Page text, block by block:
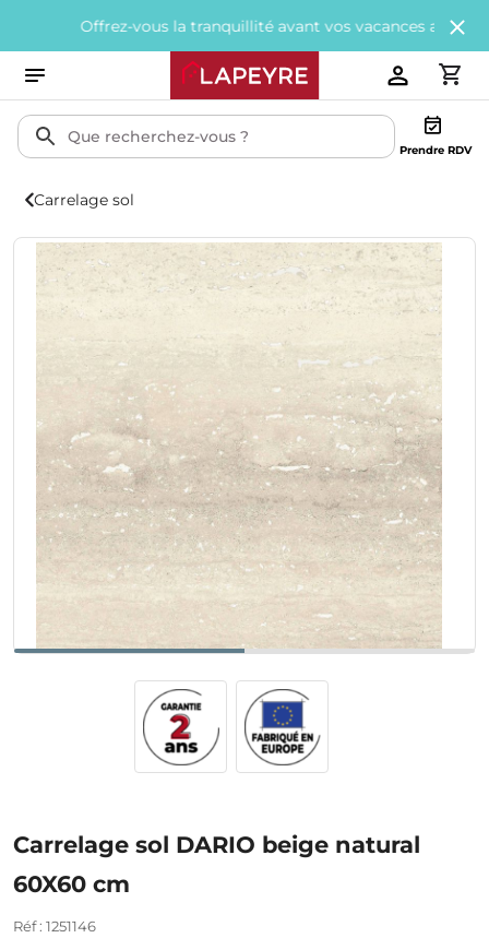
Offrez-vous la tranquillité avant vos vacances avec200€ offerts
Prendre RDV
Carrelage sol
Carrelage sol DARIO beige natural
60X60 cm
Réf : 1251146